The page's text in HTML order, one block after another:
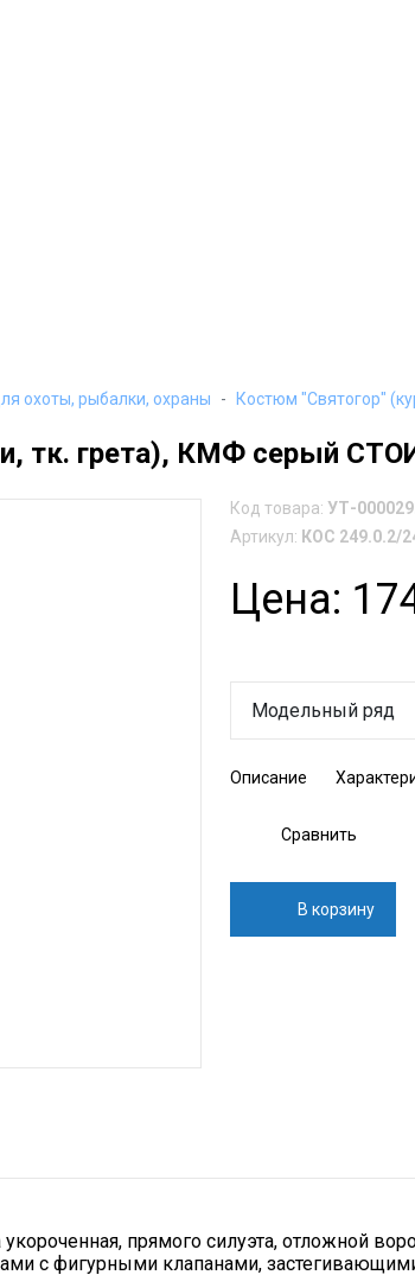
охоты, рыбалки, охраны Костюм "Святогор"
тк. грета), КМФ серый
Код товара: УТ-
Артикул: КОС 249.0.2/
Цена:
Модельный ряд
Описание
Сравнить
В корзину
прямого силуэта, отложной
с фигурными клапанами,